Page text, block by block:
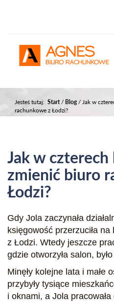
Jesteś tutaj: Start/ Blog/Jak w
rachunkowe z Łodzi?
Jak w
zmienić biuro
Łodzi?
Gdy Jola zaczynała
księgowość przerzuciła
z Łodzi. Wtedy jeszcze
gdzie otworzyła salon,
Minęły kolejne lata i małe
przybyły tysiące
i oknami, a Jola